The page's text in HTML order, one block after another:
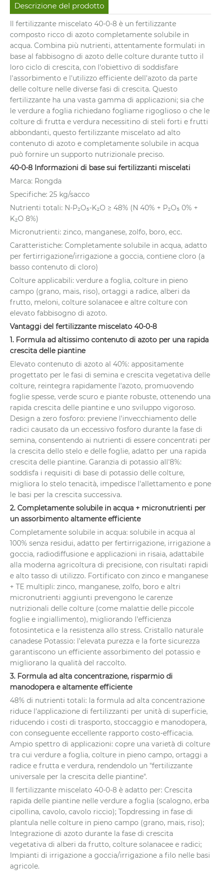
Descrizione del prodotto
Il fertilizzante miscelato 40-0-8 è un fertilizzante
composto ricco di azoto completamente solubile in
acqua. Combina più nutrienti, attentamente formulati in
base al fabbisogno di azoto delle colture durante tutto il
loro ciclo di crescita, con l'obiettivo di soddisfare
l'assorbimento e l'utilizzo efficiente dell'azoto da parte
delle colture nelle diverse fasi di crescita. Questo
fertilizzante ha una vasta gamma di applicazioni; sia che
le verdure a foglia richiedano fogliame rigoglioso o che le
colture di frutta e verdura necessitino di steli forti e frutti
abbondanti, questo fertilizzante miscelato ad alto
contenuto di azoto e completamente solubile in acqua
può fornire un supporto nutrizionale preciso.
40-0-8 Informazioni di base sui fertilizzanti miscelati
Marca: Rongda
Specifiche: 25 kg/sacco
Nutrienti totali: N-P₂O₅-K₂O ≥ 48% (N 40% + P₂O₅ 0% +
K₂O 8%)
Micronutrienti: zinco, manganese, zolfo, boro, ecc.
Caratteristiche: Completamente solubile in acqua, adatto
per fertirrigazione/irrigazione a goccia, contiene cloro (a
basso contenuto di cloro)
Colture applicabili: verdure a foglia, colture in pieno
campo (grano, mais, riso), ortaggi a radice, alberi da
frutto, meloni, colture solanacee e altre colture con
elevato fabbisogno di azoto.
Vantaggi del fertilizzante miscelato 40-0-8
1. Formula ad altissimo contenuto di azoto per una rapida
crescita delle piantine
Elevato contenuto di azoto al 40%: appositamente
progettato per le fasi di semina e crescita vegetativa delle
colture, reintegra rapidamente l'azoto, promuovendo
foglie spesse, verde scuro e piante robuste, ottenendo una
rapida crescita delle piantine e uno sviluppo vigoroso.
Design a zero fosforo: previene l'invecchiamento delle
radici causato da un eccessivo fosforo durante la fase di
semina, consentendo ai nutrienti di essere concentrati per
la crescita dello stelo e delle foglie, adatto per una rapida
crescita delle piantine. Garanzia di potassio all'8%:
soddisfa i requisiti di base di potassio delle colture,
migliora lo stelo tenacità, impedisce l'allettamento e pone
le basi per la crescita successiva.
2. Completamente solubile in acqua + micronutrienti per
un assorbimento altamente efficiente
Completamente solubile in acqua: solubile in acqua al
100% senza residui, adatto per fertirrigazione, irrigazione a
goccia, radiodiffusione e applicazioni in risaia, adattabile
alla moderna agricoltura di precisione, con risultati rapidi
e alto tasso di utilizzo. Fortificato con zinco e manganese
+ TE multipli: zinco, manganese, zolfo, boro e altri
micronutrienti aggiunti prevengono le carenze
nutrizionali delle colture (come malattie delle piccole
foglie e ingiallimento), migliorando l'efficienza
fotosintetica e la resistenza allo stress. Cristallo naturale
canadese Potassio: l'elevata purezza e la forte sicurezza
garantiscono un efficiente assorbimento del potassio e
migliorano la qualità del raccolto.
3. Formula ad alta concentrazione, risparmio di
manodopera e altamente efficiente
48% di nutrienti totali: la formula ad alta concentrazione
riduce l'applicazione di fertilizzanti per unità di superficie,
riducendo i costi di trasporto, stoccaggio e manodopera,
con conseguente eccellente rapporto costo-efficacia.
Ampio spettro di applicazioni: copre una varietà di colture
tra cui verdure a foglia, colture in pieno campo, ortaggi a
radice e frutta e verdura, rendendolo un "fertilizzante
universale per la crescita delle piantine".
Il fertilizzante miscelato 40-0-8 è adatto per: Crescita
rapida delle piantine nelle verdure a foglia (scalogno, erba
cipollina, cavolo, cavolo riccio); Topdressing in fase di
plantula nelle colture in pieno campo (grano, mais, riso);
Integrazione di azoto durante la fase di crescita
vegetativa di alberi da frutto, colture solanacee e radici;
Impianti di irrigazione a goccia/irrigazione a filo nelle basi
agricole.